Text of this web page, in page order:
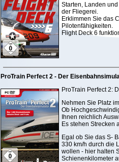
Starten, Landen
der Fliegerei.
Erklimmen Sie das
Pilotenfähigkeiten.
Flight Deck 6
ProTrain Perfect 2 - Der
ProTrain Perfect 2:
Nehmen Sie Platz
Ob
Ihnen reichlich
Es stehen Strecken
Egal ob Sie das S-
330 km/h durch die
wollen - hier halten
Schienenkilometer